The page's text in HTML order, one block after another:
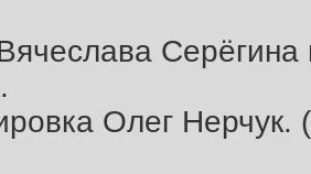
Олег Нерчук.